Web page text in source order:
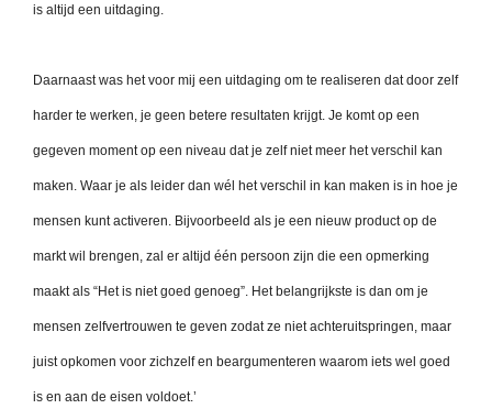
is altijd een uitdaging.
Daarnaast was het voor mij een uitdaging om te realiseren dat door zelf
harder te werken, je geen betere resultaten krijgt. Je komt op een
gegeven moment op een niveau dat je zelf niet meer het verschil kan
maken. Waar je als leider dan wél het verschil in kan maken is in hoe je
mensen kunt activeren. Bijvoorbeeld als je een nieuw product op de
markt wil brengen, zal er altijd één persoon zijn die een opmerking
maakt als “Het is niet goed genoeg”. Het belangrijkste is dan om je
mensen zelfvertrouwen te geven zodat ze niet achteruitspringen, maar
juist opkomen voor zichzelf en beargumenteren waarom iets wel goed
is en aan de eisen voldoet.’